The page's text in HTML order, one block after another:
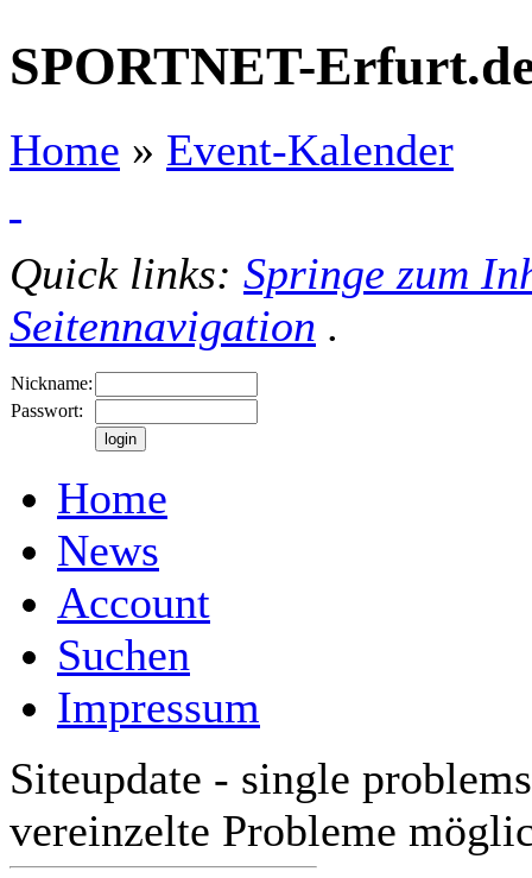
SPORTNET-
Home » Event-Kalender
Quick links: Springe zum
Seitennavigation .
Nickname:
Passwort:
Home
News
Account
Suchen
Impressum
Siteupdate - single
vereinzelte Probleme